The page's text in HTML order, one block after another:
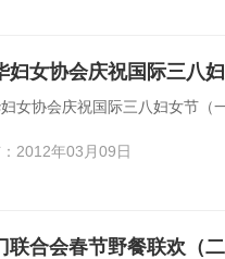
妇女协会庆祝国际三八
女协会庆祝国际三八妇女节（
2012年03月09日
联合会春节野餐联欢（